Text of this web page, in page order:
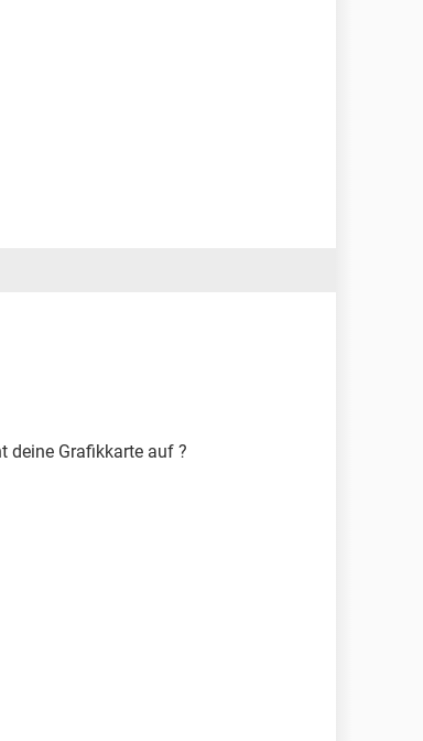
deine Grafikkarte auf ?